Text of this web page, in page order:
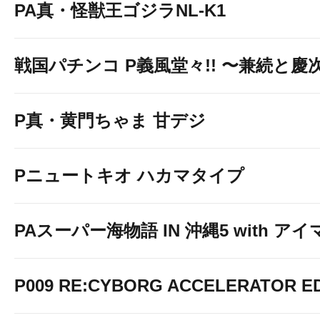
PA真・怪獣王ゴジラNL-K1
戦国パチンコ P義風堂々!! 〜兼続と慶
P真・黄門ちゃま 甘デジ
Pニュートキオ ハカマタイプ
PAスーパー海物語 IN 沖縄5 with アイ
P009 RE:CYBORG ACCELERATOR